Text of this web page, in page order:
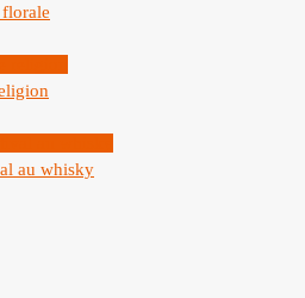
au whisky